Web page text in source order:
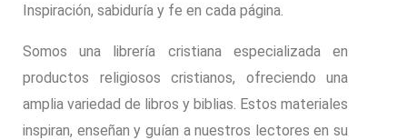
Inspiración, sabiduría y fe en cada página.
Somos una librería cristiana especializada en
productos religiosos cristianos, ofreciendo una
amplia variedad de libros y biblias. Estos materiales
inspiran, enseñan y guían a nuestros lectores en su